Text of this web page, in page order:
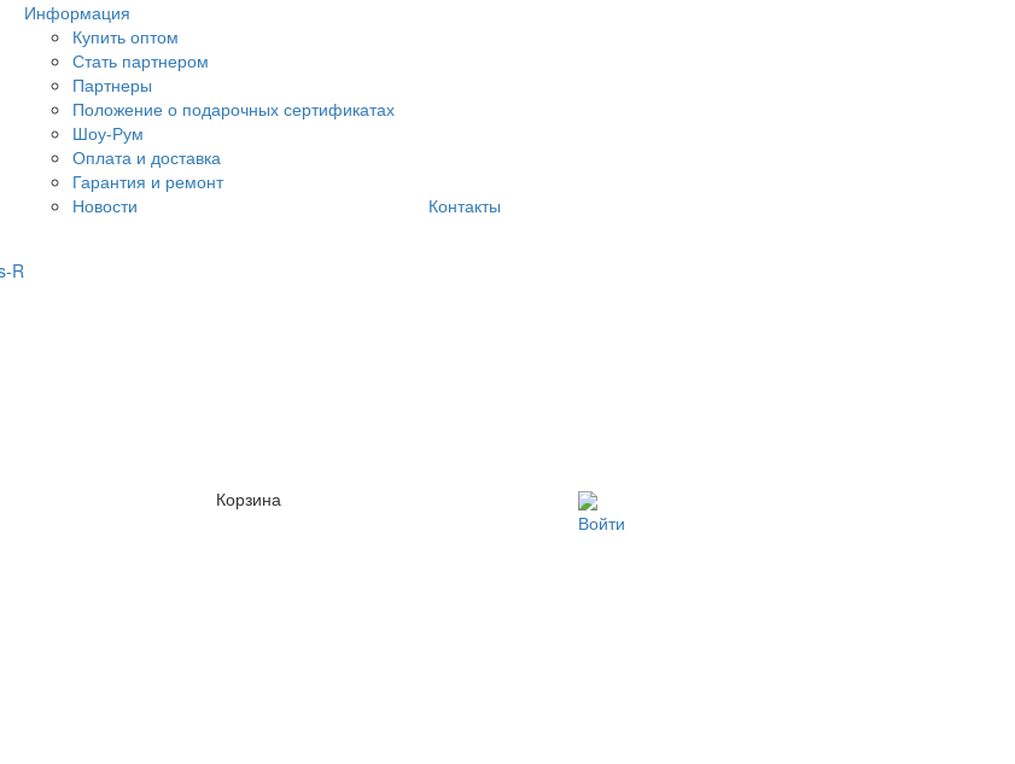
Информация
Купить оптом
Стать партнером
Партнеры
Положение о подарочных сертификатах
Шоу-Рум
Оплата и доставка
Гарантия и ремонт
Новости
Контакты
Корзина
Войти